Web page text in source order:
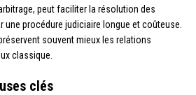
peut faciliter la résolution des
procédure judiciaire longue et coûteuse.
souvent mieux les relations
classique.
clés